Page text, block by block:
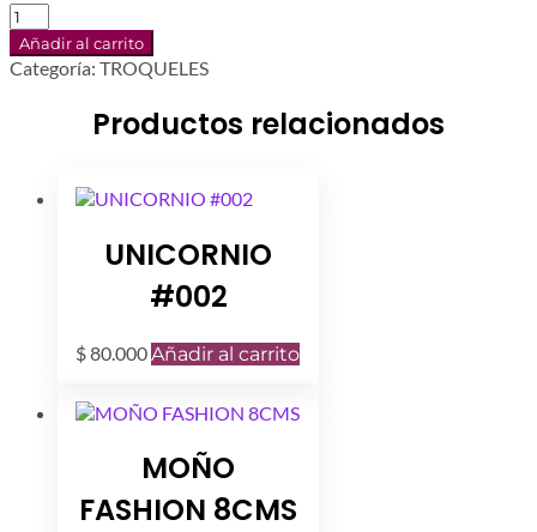
RAMA
11
CMS
cantidad
Añadir al carrito
Categoría: TROQUELES
Productos relacionados
UNICORNIO
#002
$80.000Añadir al carrito
MOÑO
FASHION 8CMS